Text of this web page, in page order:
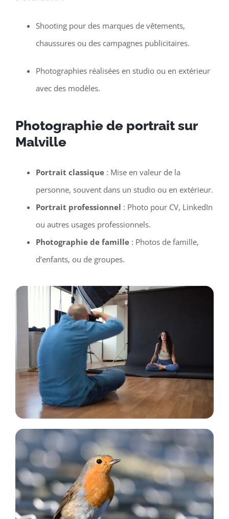
Shooting pour des marques de vêtements,
chaussures ou des campagnes publicitaires.
Photographies réalisées en studio ou en extérieur
avec des modèles.
Photographie de portrait sur
Malville
Portrait classique: Mise en valeur de la
personne, souvent dans un studio ou en extérieur.
Portrait professionnel : Photo pour CV, LinkedIn
ou autres usages professionnels.
Photographie de famille: Photos de famille,
d’enfants, ou de groupes.